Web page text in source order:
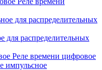
для распределительных
Реле времени цифровое
импульсное